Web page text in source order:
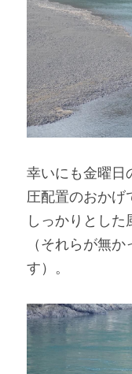
幸いにも金曜日
圧配置のおかげ
しっかりとし
（それらが無
す）。